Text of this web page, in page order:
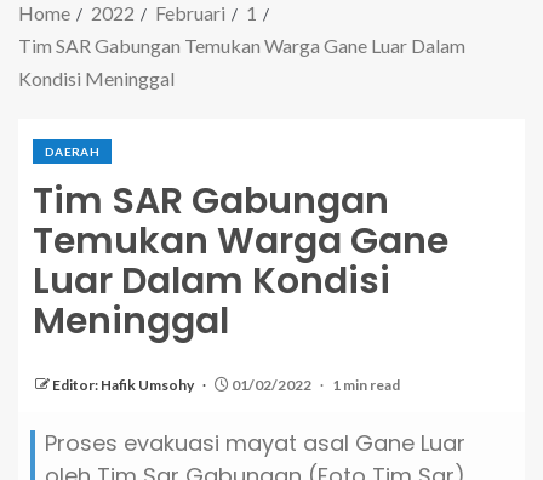
Home 2022 Februari
1
Tim SAR Gabungan Temukan Warga Gane Luar Dalam
Kondisi Meninggal
DAERAH
Tim SAR Gabungan
Temukan Warga Gane
Luar Dalam Kondisi
Meninggal
Editor: Hafik Umsohy 01/02/2022 1 min read
Proses evakuasi mayat asal Gane Luar